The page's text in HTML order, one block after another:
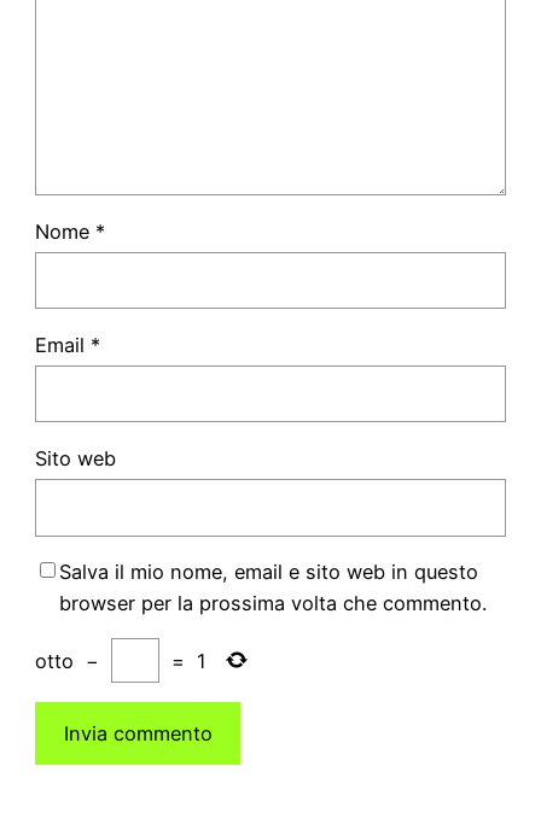
Nome *
Email *
Sito web
Salva il mio nome, email e sito web in questo
browser per la prossima volta che commento.
otto − = 1